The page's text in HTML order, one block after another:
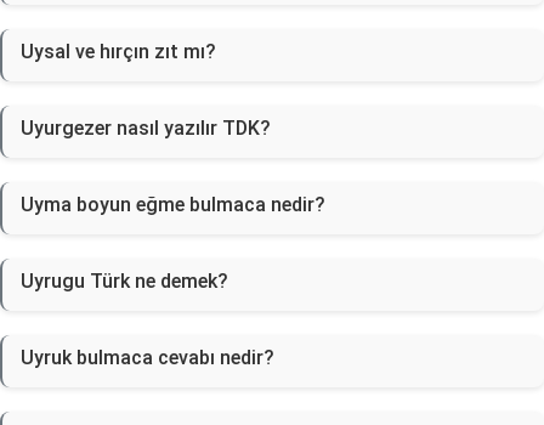
Uysal ve hırçın zıt mı?
Uyurgezer nasıl yazılır TDK?
Uyma boyun eğme bulmaca nedir?
Uyrugu Türk ne demek?
Uyruk bulmaca cevabı nedir?